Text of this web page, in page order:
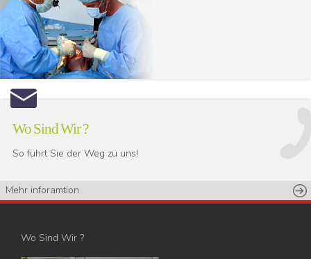
Mehr inforamtion
Wo Sind Wir ?
So führt Sie der Weg zu uns!
Wo Sind Wir ?